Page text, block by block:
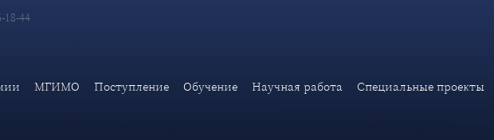
18-44
МГИМО Поступление Обучение Научная работа Специальные проекты
академии МИД России приняли участие в международном форуме «АРМИЯ-2021»